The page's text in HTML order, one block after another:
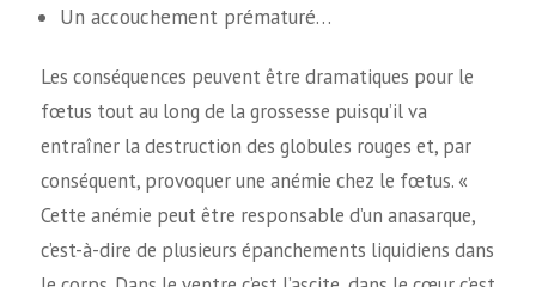
Un accouchement prématuré…
Les conséquences peuvent être dramatiques pour le
fœtus tout au long de la grossesse puisqu’il va
entraîner la destruction des globules rouges et, par
conséquent, provoquer une anémie chez le fœtus. «
Cette anémie peut être responsable d’un anasarque,
c’est-à-dire de plusieurs épanchements liquidiens dans